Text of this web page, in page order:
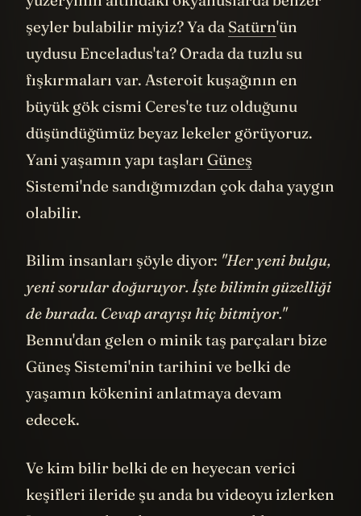
şeyler bulabilir miyiz? Ya da Satürn'ün
uydusu Enceladus'ta? Orada da tuzlu su
fışkırmaları var. Asteroit kuşağının en
büyük gök cismi Ceres'te tuz olduğunu
düşündüğümüz beyaz lekeler görüyoruz.
Yani yaşamın yapı taşları Güneş
Sistemi'nde sandığımızdan çok daha yaygın
olabilir.
Bilim insanları şöyle diyor: "Her yeni bulgu,
yeni sorular doğuruyor. İşte bilimin güzelliği
de burada. Cevap arayışı hiç bitmiyor."
Bennu'dan gelen o minik taş parçaları bize
Güneş Sistemi'nin tarihini ve belki de
yaşamın kökenini anlatmaya devam
edecek.
Ve kim bilir belki de en heyecan verici
keşifleri ileride şu anda bu videoyu izlerken